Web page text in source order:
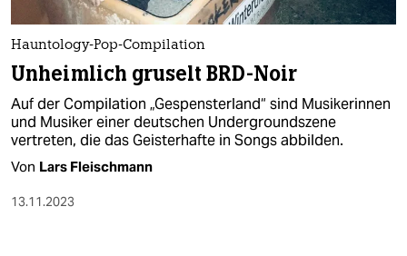
nord
wahrheit
verlag
verlag
veranstaltungen
Hauntology-Pop-Compilation
Unheimlich gruselt BRD-Noir
Auf der Compilation „Gespensterland“ sind Musikerinnen
und Musiker einer deutschen Undergroundszene
vertreten, die das Geisterhafte in Songs abbilden.
Von Lars Fleischmann
13.11.2023